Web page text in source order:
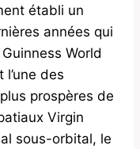
établi un
années qui
World
des
prospères de
Virgin
sous-orbital, le